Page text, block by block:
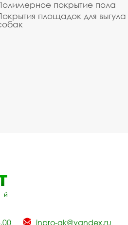
покрытие пола
площадок для выгула
inpro-gk@yandex.ru